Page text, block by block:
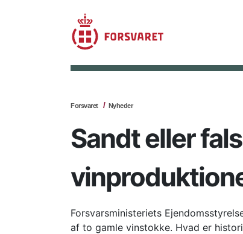
Forsvaret Nyheder
Sandt eller
Forsvarsministeriets
af to gamle vinstokke. Hvad er